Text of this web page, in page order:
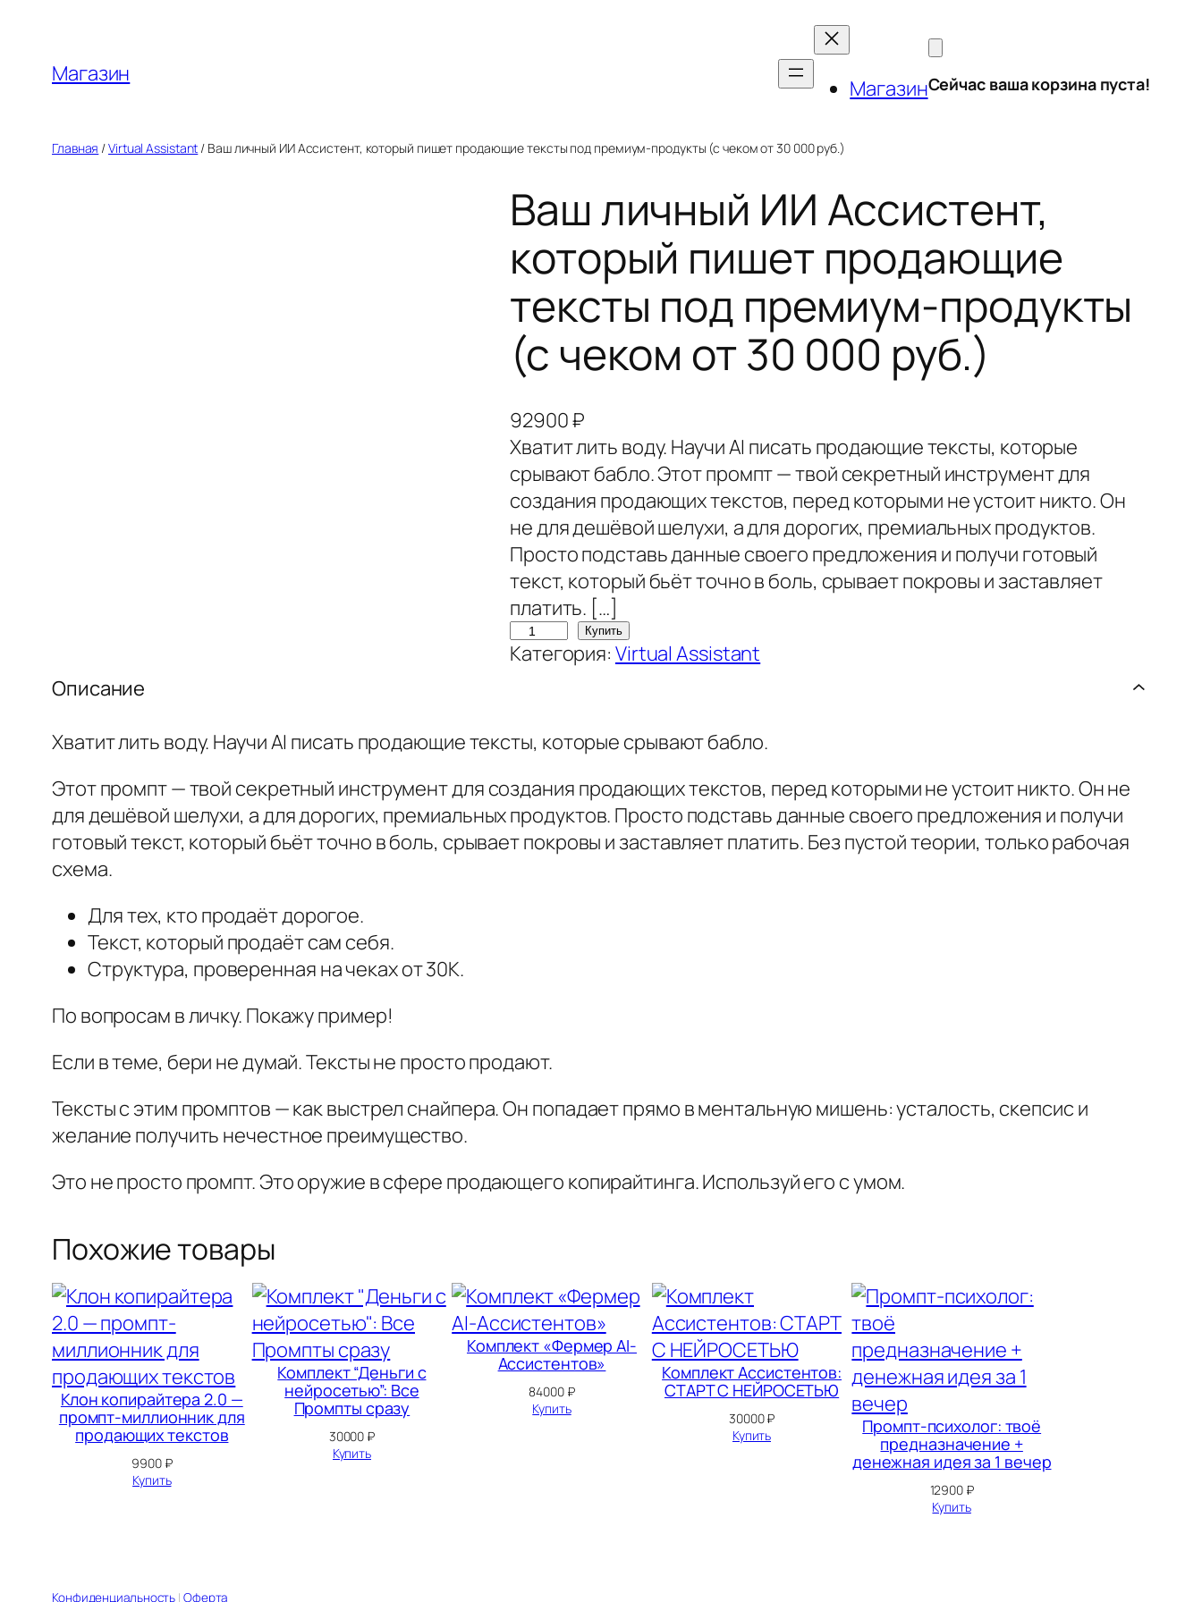
содержимому
Магазин
МагазинСейчас ваша корзина пуста!
Главная /Virtual Assistant / Ваш личный ИИ Ассистент, который пишет продающие тексты под премиум-продукты (с чеком от 30 000 руб.)
Ваш личный ИИ Ассистент,
который пишет продающие
тексты под премиум-продукты
(с чеком от 30 000 руб.)
92900₽
Хватит лить воду. Научи AI писать продающие тексты, которые
срывают бабло. Этот промпт — твой секретный инструмент для
создания продающих текстов, перед которыми не устоит никто. Он
не для дешёвой шелухи, а для дорогих, премиальных продуктов.
Просто подставь данные своего предложения и получи готовый
текст, который бьёт точно в боль, срывает покровы и заставляет
платить. […]
К
о
ч
с
т
в
В
ш
и
ч
И
И
А
Купить
Категория: Virtual Assistant
Описание
Хватит лить воду. Научи AI писать продающие тексты, которые срывают бабло.
Этот промпт — твой секретный инструмент для создания продающих текстов, перед которыми не устоит никто. Он не
для дешёвой шелухи, а для дорогих, премиальных продуктов. Просто подставь данные своего предложения и получи
готовый текст, который бьёт точно в боль, срывает покровы и заставляет платить. Без пустой теории, только рабочая
схема.
Для тех, кто продаёт дорогое.
Текст, который продаёт сам себя.
Структура, проверенная на чеках от 30К.
По вопросам в личку. Покажу пример!
Если в теме, бери не думай. Тексты не просто продают.
Тексты с этим промптов — как выстрел снайпера. Он попадает прямо в ментальную мишень: усталость, скепсис и
желание получить нечестное преимущество.
Это не просто промпт. Это оружие в сфере продающего копирайтинга. Используй его с умом.
Похожие товары
Клон копирайтера 2.0 —
промпт-миллионник для
продающих текстов
9900 ₽
Купить
Комплект “Деньги с
нейросетью”: Все
Промпты сразу
30000 ₽
Купить
Комплект «Фермер AI-
Ассистентов»
84000 ₽
Купить
Комплект Ассистентов:
СТАРТ С НЕЙРОСЕТЬЮ
30000₽
Купить
Промпт‑психолог: твоё
предназначение +
денежная идея за 1 вечер
12900 ₽
Купить
Конфиденциальность | Оферта